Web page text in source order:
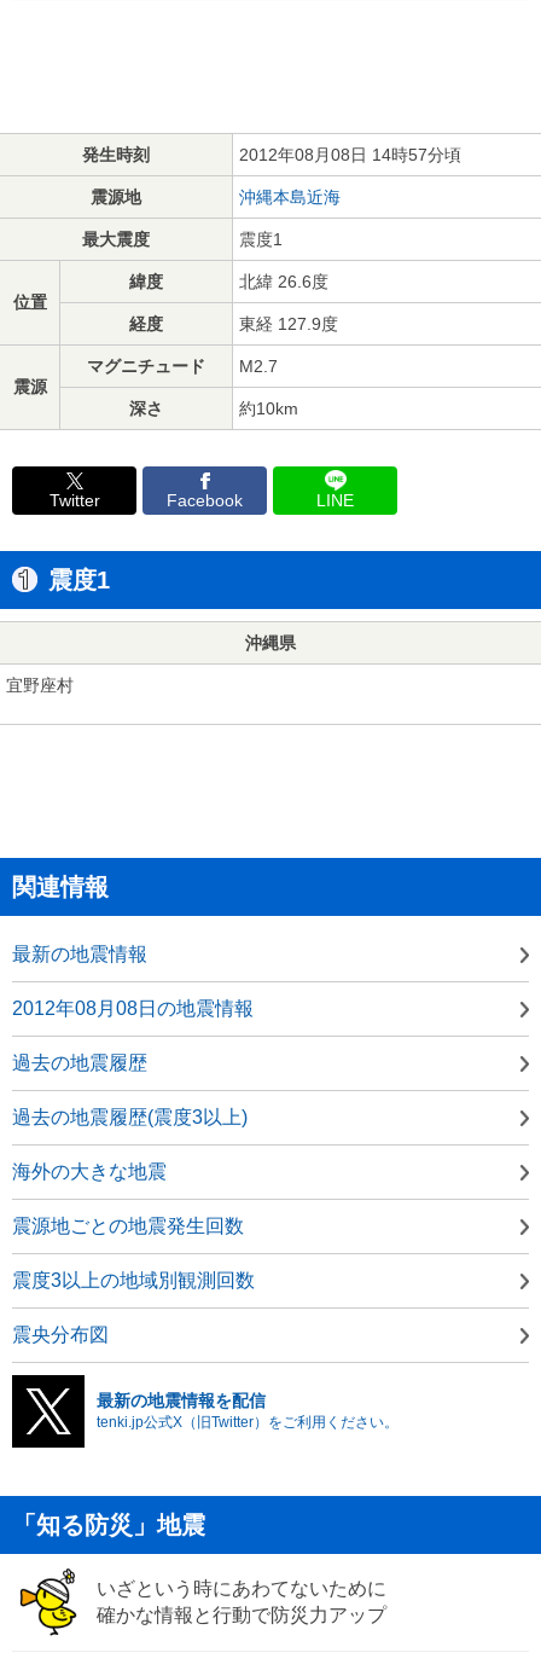
発生時刻 2012年08月08日 14時57分頃
震源地 沖縄本島近海
最大震度 震度1
位置
緯度 北緯 26.6度
経度 東経 127.9度
震源
マグニチュード M2.7
深さ 約10km
Twitter Facebook LINE
震度1
沖縄県
宜野座村
関連情報
最新の地震情報
2012年08月08日の地震情報
過去の地震履歴
過去の地震履歴(震度3以上)
海外の大きな地震
震源地ごとの地震発生回数
震度3以上の地域別観測回数
震央分布図
最新の地震情報を配信
tenki.jp公式X（旧Twitter）をご利用ください。
「知る防災」地震
いざという時にあわてないために
確かな情報と行動で防災力アップ